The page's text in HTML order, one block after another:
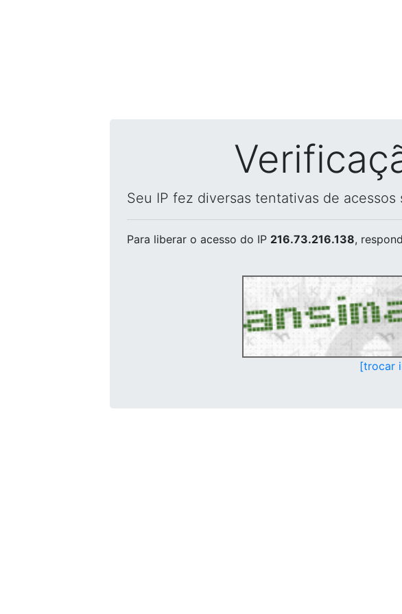
Seu IP fez diversas tentativas de
Para liberar o acesso do IP 216.73.216.138,
[trocar